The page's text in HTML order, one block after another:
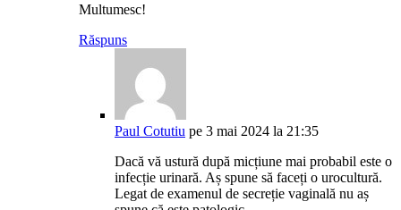
Multumesc!
Răspuns
Paul Cotutiu pe 3 mai 2024 la 21:35
Dacă vă ustură după micțiune mai probabil este o
infecție urinară. Aș spune să faceți o urocultură.
Legat de examenul de secreție vaginală nu aș